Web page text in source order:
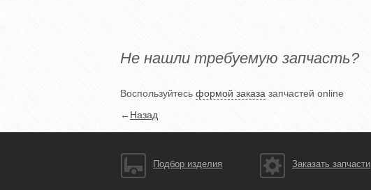
Не нашли требуемую запчасть?
Воспользуйтесь формой заказа запчастей online
←Назад
Подбор изделия Заказать запчасти